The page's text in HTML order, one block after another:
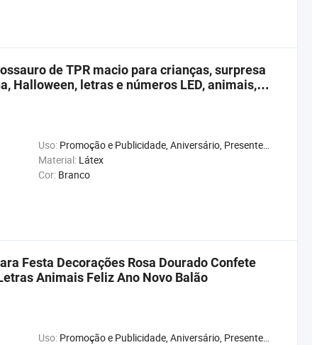
de TPR macio para crianças, surpresa
Halloween, letras e números LED, animais,
Uso: Promoção e Publicidade, Aniversário, Presente, Casamento, Natal, Ano Novo, Chuveiro de Bebê, Carnaval, Aniversário
Material: Látex
Cor: Branco
Festa Decorações Rosa Dourado Confete
Animais Feliz Ano Novo Balão
Uso: Promoção e Publicidade, Aniversário, Presente, Casamento, Natal, Ano Novo, Chuveiro de Bebê, Carnaval, Aniversário